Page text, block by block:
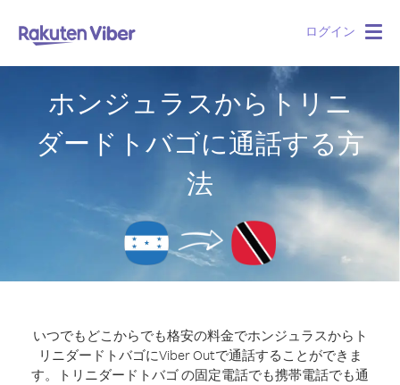
ログイン
ホンジュラスからトリニ
ダードトバゴに通話する方
法
いつでもどこからでも格安の料金でホンジュラスからト
リニダードトバゴにViber Outで通話することができま
す。
トリニダードトバゴ の固定電話でも携帯電話でも通